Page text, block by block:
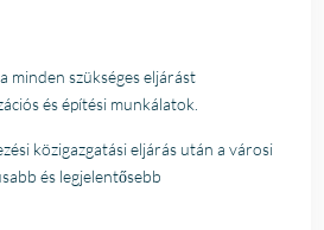
minden szükséges eljárást
és építési munkálatok.
közigazgatási eljárás után a városi
és legjelentősebb
Zeer goede service en
uitstekende
genomen om mijn
in kaart te brengen.